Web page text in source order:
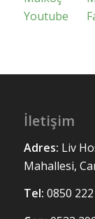
İletişim
Adres: Liv
Mahallesi,
Tel: 0850